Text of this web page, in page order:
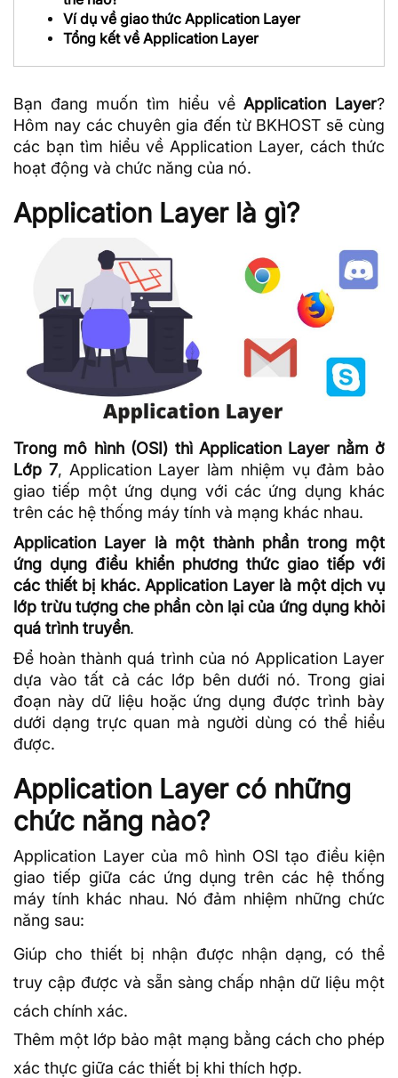
Ví dụ về giao thức Application Layer
Tổng kết về Application Layer
Bạn đang muốn tìm hiểu vềApplication Layer?
Hôm nay các chuyên gia đến từ BKHOST sẽ cùng
các bạn tìm hiểu về Application Layer, cách thức
hoạt động và chức năng của nó.
Application Layer là gì?
Trong mô hình (OSI) thì Application Layer nằm ở
Lớp 7, Application Layer làm nhiệm vụ đảm bảo
giao tiếp một ứng dụng với các ứng dụng khác
trên các hệ thống máy tính và mạng khác nhau.
Application Layer là một thành phần trong một
ứng dụng điều khiển phương thức giao tiếp với
các thiết bị khác. Application Layer là một dịch vụ
lớp trừu tượng che phần còn lại của ứng dụng khỏi
quá trình truyền.
Để hoàn thành quá trình của nó Application Layer
dựa vào tất cả các lớp bên dưới nó. Trong giai
đoạn này dữ liệuhoặc ứng dụng được trình bày
dưới dạng trực quan mà người dùng có thể hiểu
được.
Application Layer có những
chức năng nào?
Application Layer của mô hình OSI tạo điều kiện
giao tiếp giữa các ứng dụng trên các hệ thống
máy tính khác nhau. Nó đảm nhiệm những chức
năng sau:
Giúp cho thiết bị nhận được nhận dạng, có thể
truy cập được và sẵn sàng chấp nhận dữ liệu một
cách chính xác.
Thêm một lớp bảo mật mạng bằng cách cho phép
xác thực giữa các thiết bị khi thích hợp.